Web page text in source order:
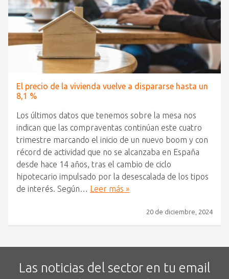
El precio de la vivienda vuelve a dispararse hasta un
8,1 %
Los últimos datos que tenemos sobre la mesa nos
indican que las compraventas continúan este cuatro
trimestre marcando el inicio de un nuevo boom y con
récord de actividad que no se alcanzaba en España
desde hace 14 años, tras el cambio de ciclo
hipotecario impulsado por la desescalada de los tipos
de interés. Según… Leer más »
20 de diciembre, 2024
Las noticias del sector en tu email